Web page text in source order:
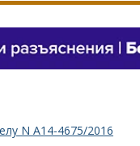
N А14-4675/2016